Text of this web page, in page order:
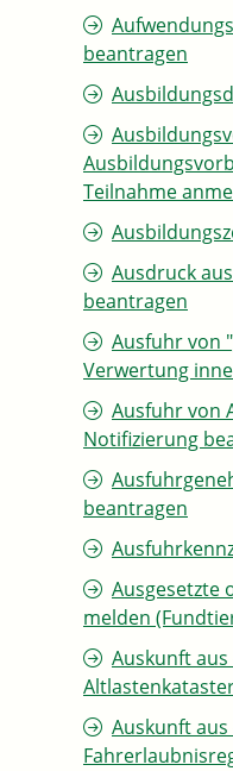
beantragen
Teilnahme
Ausdruck
beantragen
Ausfuhr von
Verwertung
Ausfuhr von
Notifizierung
beantragen
Ausgesetzte
melden
Auskunft
Auskunft